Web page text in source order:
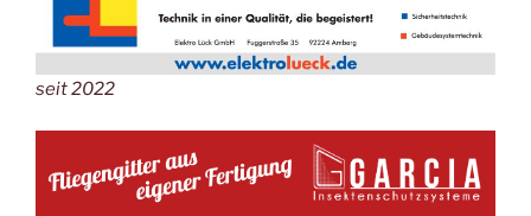
seit 2022